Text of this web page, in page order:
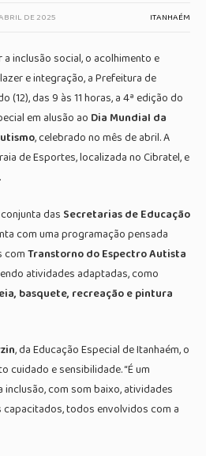
DE 2025 ITANHAÉM
inclusão social, o acolhimento e
e integração, a Prefeitura de
(12), das 9 às 11 horas, a 4ª edição do
em alusão ao Dia Mundial da
, celebrado no mês de abril. A
de Esportes, localizada no Cibratel, e
das Secretarias de Educação
com uma programação pensada
comTranstorno do Espectro Autista
atividades adaptadas, como
basquete, recreação e pintura
, da Educação Especial de Itanhaém, o
cuidado e sensibilidade. “É um
com som baixo, atividades
todos envolvidos com a